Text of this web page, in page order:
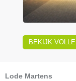
BEKIJK
Lode Martens